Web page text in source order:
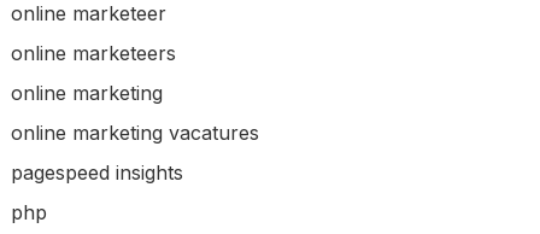
online marketeer
online marketeers
online marketing
online marketing vacatures
pagespeed insights
php